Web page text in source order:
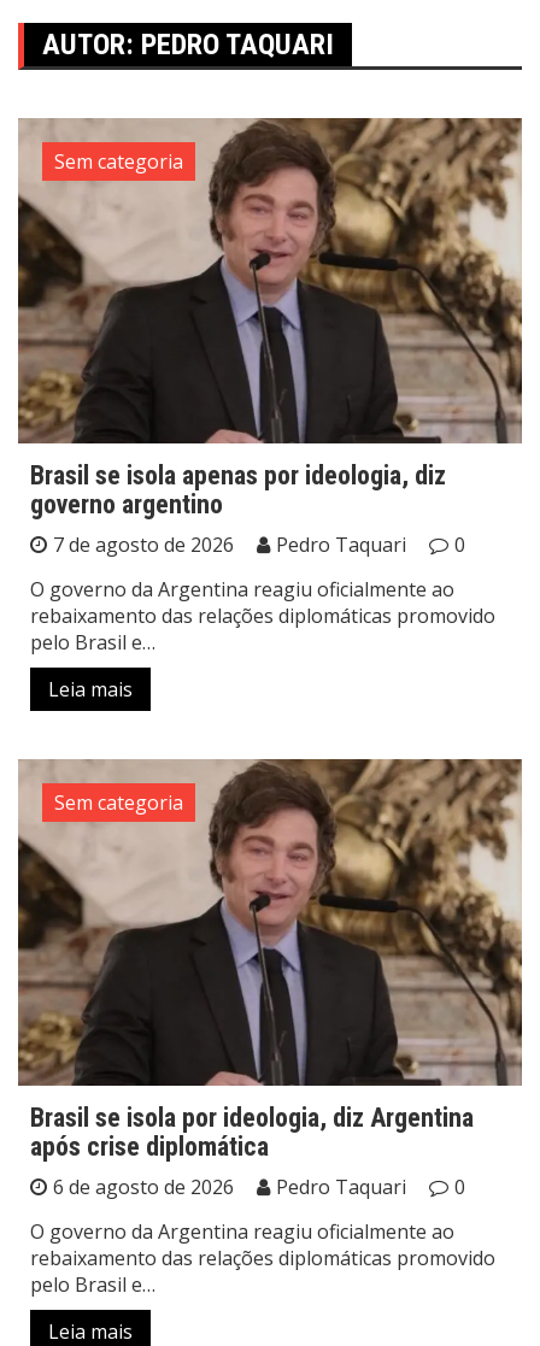
AUTOR: PEDRO TAQUARI
Sem categoria
Brasil se isola apenas por ideologia, diz
governo argentino
7 de agosto de 2026 Pedro Taquari
0
O governo da Argentina reagiu oficialmente ao
rebaixamento das relações diplomáticas promovido
pelo Brasil e…
Leia mais
Sem categoria
Brasil se isola por ideologia, diz Argentina
após crise diplomática
6 de agosto de 2026 Pedro Taquari
0
O governo da Argentina reagiu oficialmente ao
rebaixamento das relações diplomáticas promovido
pelo Brasil e…
Leia mais